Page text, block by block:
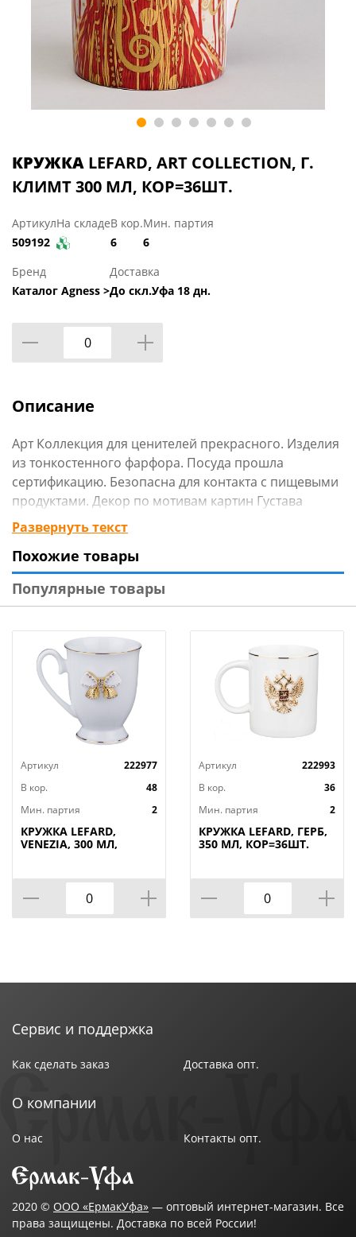
КРУЖКА LEFARD, ART COLLECTION, Г.
КЛИМТ 300 МЛ, КОР=36ШТ.
Артикул
509192
На складеВ кор.
6
Мин. партия
6
Бренд
Каталог Agness >
Доставка
До скл.Уфа 18 дн.
Описание
Арт Коллекция для ценителей прекрасного. Изделия
из тонкостенного фарфора. Посуда прошла
сертификацию. Безопасна для контакта с пищевыми
продуктами. Декор по мотивам картин Густава
Климта. Удобная форма. Отличный подарок. Можно
использовать в микроволновой печи и мыть в
посудомоечной машине.
Развернуть текст
Похожие товары
Популярные товары
Артикул
222977
В кор.
48
Мин. партия
2
КРУЖКА LEFARD,
VENEZIA, 300 МЛ,
Артикул
222993
В кор.
36
Мин. партия
2
КРУЖКА LEFARD, ГЕРБ,
350 МЛ, КОР=36ШТ.
Сервис и поддержка
Как сделать заказ Доставка опт.
О компании
О нас Контакты опт.
2020 © ООО «ЕрмакУфа» — оптовый интернет-магазин. Все
права защищены. Доставка по всей России!